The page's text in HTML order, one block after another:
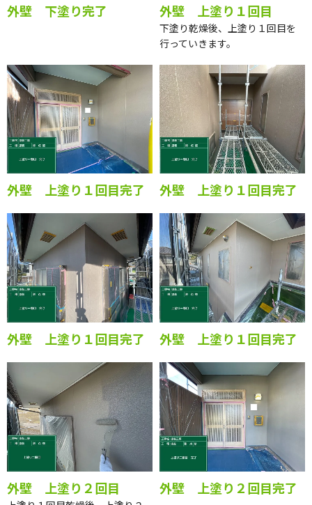
外壁 下塗り完了 外壁 上塗り１回目
下塗り乾燥後、上塗り１回目を
行っていきます。
外壁 上塗り１回目完了 外壁 上塗り１回目完了
外壁 上塗り１回目完了 外壁 上塗り１回目完了
外壁 上塗り２回目 外壁 上塗り２回目完了